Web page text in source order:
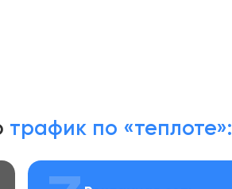
трафик по «теплоте»: